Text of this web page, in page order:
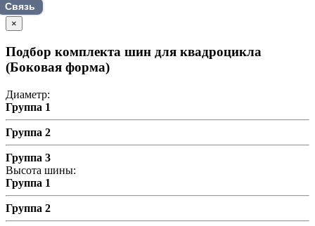
Связь
×
Подбор комплекта шин для квадроцикла
(Боковая форма)
Диаметр:
Группа 1
Группа 2
Группа 3
Высота шины:
Группа 1
Группа 2